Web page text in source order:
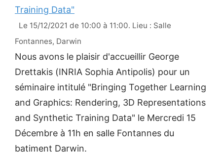
Training Data"
Le 15/12/2021 de 10:00 à 11:00. Lieu : Salle
Fontannes, Darwin
Nous avons le plaisir d'accueillir George
Drettakis (INRIA Sophia Antipolis) pour un
séminaire intitulé "Bringing Together Learning
and Graphics: Rendering, 3D Representations
and Synthetic Training Data" le Mercredi 15
Décembre à 11h en salle Fontannes du
batiment Darwin.